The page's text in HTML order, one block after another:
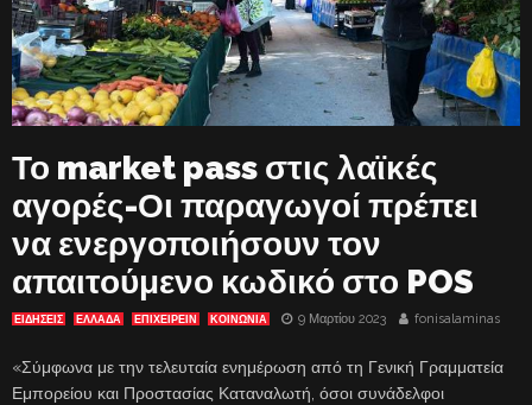
Το market pass στις λαϊκές
αγορές-Οι παραγωγοί πρέπει
να ενεργοποιήσουν τον
απαιτούμενο κωδικό στο POS
ΕΙΔΗΣΕΙΣ ΕΛΛΑΔΑ ΕΠΙΧΕΙΡΕΙΝ ΚΟΙΝΩΝΙΑ 9 Μαρτίου 2023 fonisalaminas
«Σύμφωνα με την τελευταία ενημέρωση από τη Γενική Γραμματεία
Εμπορείου και Προστασίας Καταναλωτή, όσοι συνάδελφοι